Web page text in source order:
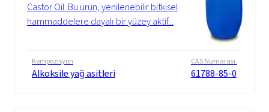
Castor Oil. Bu ürün, yenilenebilir bitkisel
hammaddelere dayalı bir yüzey aktif...
Kompozisyon
Alkoksile yağ asitleri
CAS Numarası.
61788-85-0